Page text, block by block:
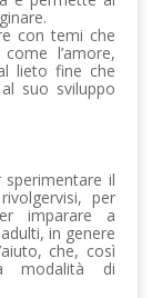
con temi che
l’amore,
lieto fine che
suo sviluppo
il
per
imparare a
in genere
che, così
modalità di